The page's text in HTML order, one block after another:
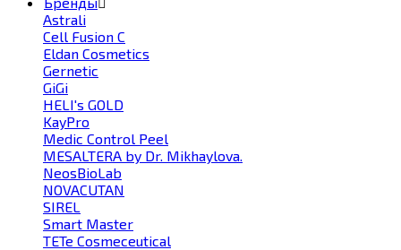
Astrali
Cell Fusion С
Eldan Cosmetics
Gernetic
GiGi
HELI's GOLD
KayPro
Medic Control Peel
MESALTERA by Dr. Mikhaylova.
NeosBioLab
NOVACUTAN
SIREL
Smart Master
TETe Cosmeceutical